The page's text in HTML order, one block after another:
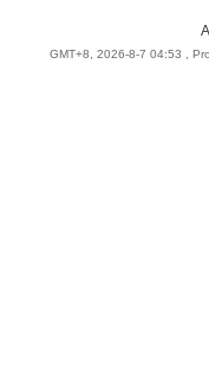
GMT+8, 2026-8-7 04:53 ,